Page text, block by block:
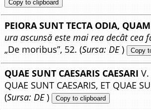
Copy to clipboard
PEIORA SUNT TECTA ODIA,
ura ascunsă este mai rea decât cea
„De moribus”, 52. (Sursa: DE) Copy
QUAE SUNT CAESARIS CAESARI V.
QUAE SUNT CAESARIS, ET QUAE
(Sursa: DE) Copy to clipboard